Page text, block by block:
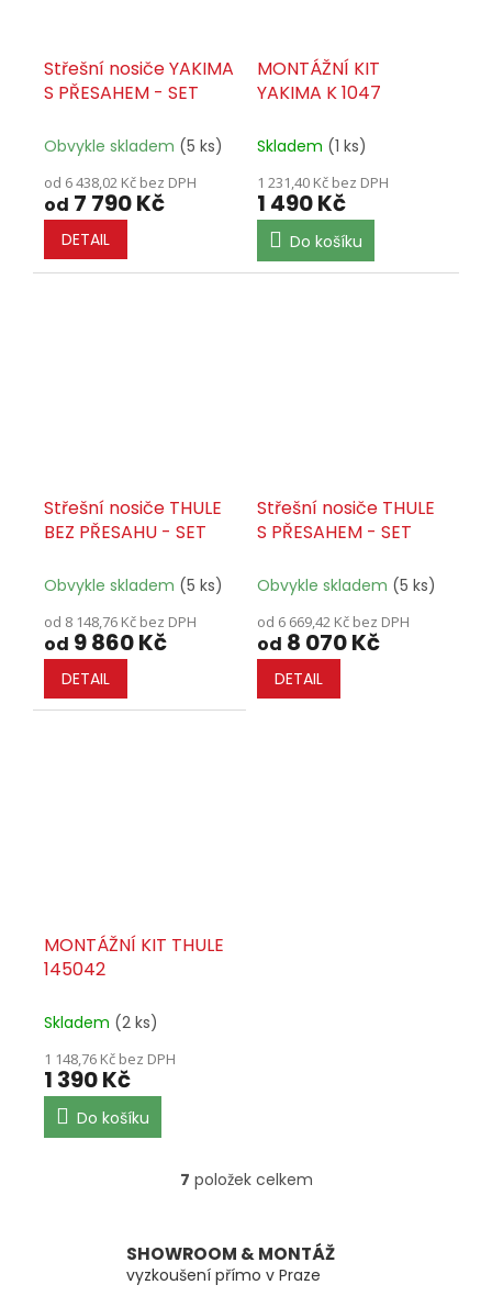
Střešní nosiče YAKIMA
S PŘESAHEM - SET
Obvykle skladem (5 ks)
od 6 438,02 Kč bez DPH
od 7 790 Kč
DETAIL
MONTÁŽNÍ KIT
YAKIMA K 1047
Skladem (1 ks)
1 231,40 Kč bez DPH
1 490 Kč
Do košíku
Střešní nosiče THULE
BEZ PŘESAHU - SET
Obvykle skladem (5 ks)
od 8 148,76 Kč bez DPH
od 9 860 Kč
DETAIL
Střešní nosiče THULE
S PŘESAHEM - SET
Obvykle skladem (5 ks)
od 6 669,42 Kč bez DPH
od 8 070 Kč
DETAIL
MONTÁŽNÍ KIT THULE
145042
Skladem (2 ks)
1 148,76 Kč bez DPH
1 390 Kč
Do košíku
O
á
d
7 položek celkem
SHOWROOM & MONTÁŽ
vyzkoušení přímo v Praze